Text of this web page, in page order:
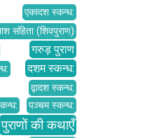
एकादश स्कन्ध:
संहिता (शिवपुराण)
गरुड़ पुराण
दशम स्कन्ध:
द्वादश स्कन्ध:
पञ्चम स्कन्ध:
पुराणों की कथाएँ